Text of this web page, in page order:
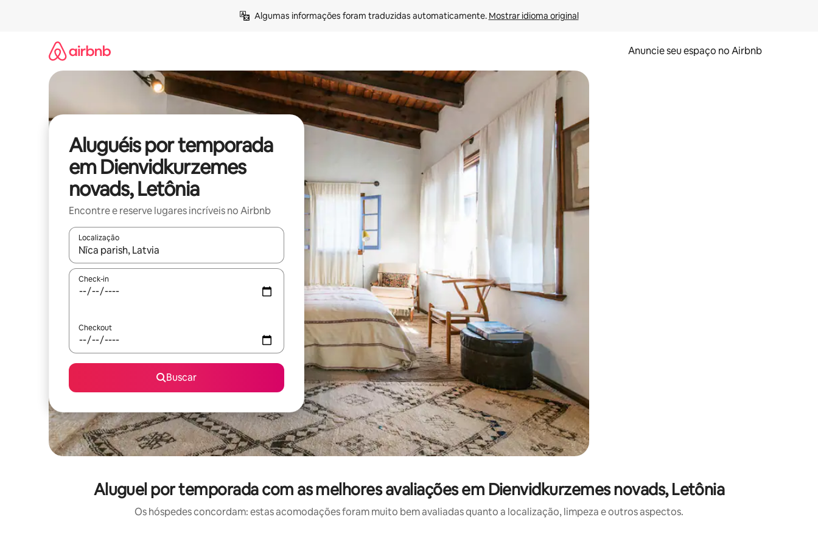
Algumas informações foram traduzidas automaticamente. Mostrar idioma original
Anuncie seu espaço no Airbnb
Aluguéis por temporada
em Dienvidkurzemes
novads, Letônia
Encontre e reserve lugares incríveis no Airbnb
Localização
Quando os resultados estiverem disponíveis, explore-os usando as seta para cima e para baixo do teclado ou tocando e deslizando o dedo na tela.
Check-in
Checkout
Buscar
Aluguel por temporada com as melhores avaliações em Dienvidkurzemes novads, Letônia
Os hóspedes concordam: estas acomodações foram muito bem avaliadas quanto a localização, limpeza e outros aspectos.